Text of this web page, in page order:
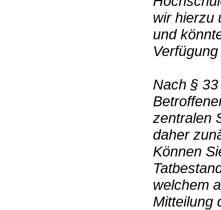
wir hierzu
und
Nach §
zentralen
daher
Können
welchem
Mitteilung